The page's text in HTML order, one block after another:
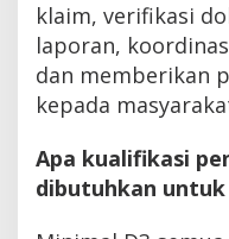
klaim, verifikasi
laporan,
dan memberikan
kepada
Apa kualifikasi
dibutuhkan untuk